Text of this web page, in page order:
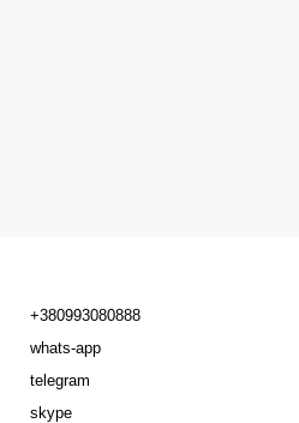
+380993080888
whats-app
telegram
skype